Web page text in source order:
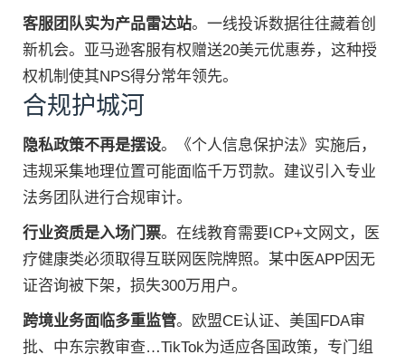
客服团队实为产品雷达站。一线投诉数据往往藏着创
新机会。亚马逊客服有权赠送20美元优惠券，这种授
权机制使其NPS得分常年领先。
合规护城河
隐私政策不再是摆设。《个人信息保护法》实施后，
违规采集地理位置可能面临千万罚款。建议引入专业
法务团队进行合规审计。
行业资质是入场门票。在线教育需要ICP+文网文，医
疗健康类必须取得互联网医院牌照。某中医APP因无
证咨询被下架，损失300万用户。
跨境业务面临多重监管。欧盟CE认证、美国FDA审
批、中东宗教审查…TikTok为适应各国政策，专门组